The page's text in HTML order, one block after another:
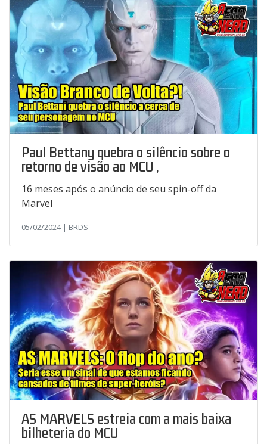
Paul Bettany quebra o silêncio sobre o
retorno de visão ao MCU ,
16 meses após o anúncio de seu spin-off da
Marvel
05/02/2024 | BRDS
AS MARVELS estreia com a mais baixa
bilheteria do MCU